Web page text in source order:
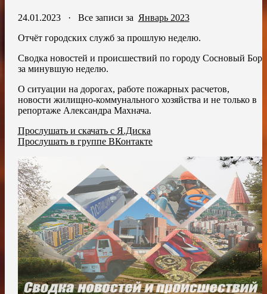
24.01.2023· Все записи за Январь 2023
Отчёт городских служб за прошлую неделю.
Сводка новостей и происшествий по городу Сосновый Бор
за минувшую неделю.
О ситуации на дорогах, работе пожарных расчетов,
новости жилищно-коммунального хозяйства и не только в
репортаже Александра Махнача.
Прослушать и скачать с Я.Диска
Прослушать в группе ВКонтакте